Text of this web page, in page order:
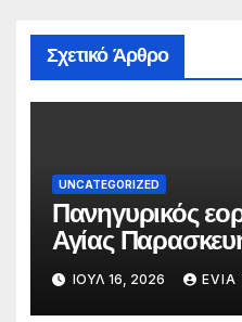
Σχετικό Άρθρο
UNCATEGORIZED
Πανηγυρικός
Αγίας
τις 25 και 26
ΙΟΎΛ 16, 2026 EVIA